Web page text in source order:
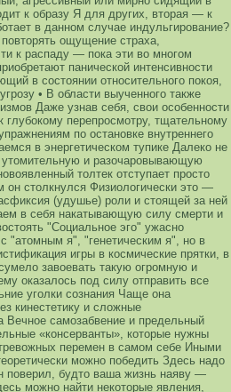
к образу Я для других, вторая — к
в данном случае индульгирование?
ощущение страха,
к распаду — пока эти во многом
панической интенсивности
в состоянии относительного покоя,
• В области выученного также
Даже узнав себя, свои особенности
глубокому перепросмотру, тщательному
по остановке внутреннего
в энергетическом тупике Далеко не
утомительную и разочаровывающую
толтек отступает просто
он столкнулся Физиологически это —
(удушье) роли и стоящей за ней
в себя накатывающую силу смерти и
"Социальное эго" ужасно
"атомным я", "генетическим я", но в
игры в космические прятки, в
завоевать такую огромную и
оказалось под силу отправить все
уголки сознания Чаще она
кинестетику и сложные
Вечное самозабвение и предельный
«консерванты», которые нужны
перемен в самом себе Иными
можно победить Здесь надо
поверил, будто ваша жизнь наяву —
можно найти некоторые явления,